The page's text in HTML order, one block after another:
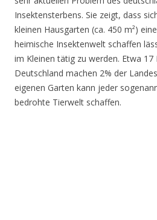
Insektensterbens. Sie zeigt, dass
kleinen Hausgarten (ca. 450 m²)
heimische Insektenwelt schaffen
im Kleinen tätig zu werden. Etwa 17
Deutschland machen 2% der
eigenen Garten kann jeder
bedrohte Tierwelt schaffen.